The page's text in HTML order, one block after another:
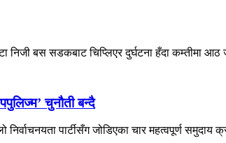
निजी बस सडकबाट चिप्लिएर दुर्घटना हँदा कम्तीमा
चुनौती बन्दै
पार्टीसँग जोडिएका चार महत्वपूर्ण